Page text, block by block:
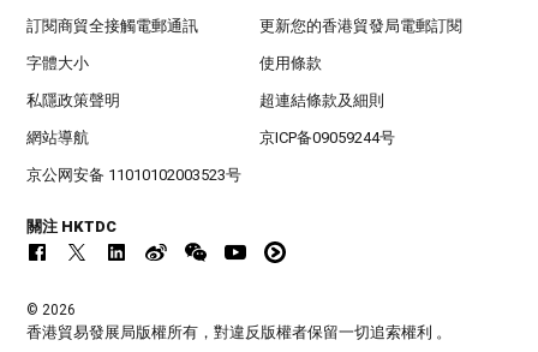
訂閱商貿全接觸電郵通訊 更新您的香港貿發局電郵訂閱
字體大小 使用條款
私隱政策聲明 超連結條款及細則
網站導航 京ICP备09059244号
京公网安备 11010102003523号
關注 HKTDC
© 2026
香港貿易發展局版權所有，對違反版權者保留一切追索權利 。